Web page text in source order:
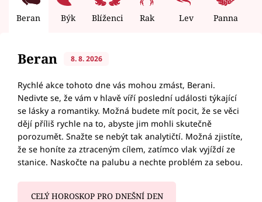
Beran Býk Blíženci Rak Lev Panna
Beran 8. 8. 2026
Rychlé akce tohoto dne vás mohou zmást, Berani.
Nedivte se, že vám v hlavě víří poslední události týkající
se lásky a romantiky. Možná budete mít pocit, že se věci
dějí příliš rychle na to, abyste jim mohli skutečně
porozumět. Snažte se nebýt tak analytičtí. Možná zjistíte,
že se honíte za ztraceným cílem, zatímco vlak vyjíždí ze
stanice. Naskočte na palubu a nechte problém za sebou.
CELÝ HOROSKOP PRO DNEŠNÍ DEN